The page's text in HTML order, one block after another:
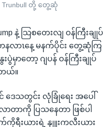
Trunbull တို့ တွေ့ဆုံ
နဲ့ သြစတေးလျ ဝန်ကြီးချုပ်
တနလာၤနေ့ မနက်ပိုင်း တွေ့ဆုံကြ
မှာတော့ ဂျပန် ဝန်ကြီးချုပ်
တယ်။
ေသတွင်း လုံခြုံရေး အပေါ်
တာကို ပြသနေတာ ဖြစ်ပါ
ကိုရီးယားရဲ့ နျူးကလီးယား